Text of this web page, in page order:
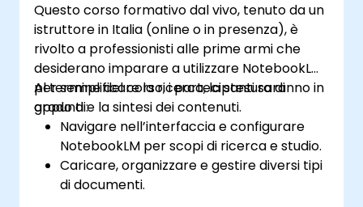
Questo corso formativo dal vivo, tenuto da un
istruttore in Italia (online o in presenza), è
rivolto a professionisti alle prime armi che
desiderano imparare a utilizzare NotebookLM
per semplificare la ricerca, la stesura di
appunti e la sintesi dei contenuti.
Al termine del corso, i partecipanti saranno in
grado di:
Navigare nell’interfaccia e configurare
NotebookLM per scopi di ricerca e studio.
Caricare, organizzare e gestire diversi tipi
di documenti.